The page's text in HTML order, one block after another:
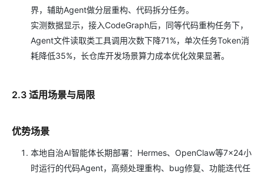
界，辅助Agent做分层重构、代码拆分任务。
实测数据显示，接入CodeGraph后，同等代码重构任务下，
Agent文件读取类工具调用次数下降71%，单次任务Token消
耗降低35%，长仓库开发场景算力成本优化效果显著。
2.3 适用场景与局限
优势场景
本地自治AI智能体长期部署：Hermes、OpenClaw等7×24小
时运行的代码Agent，高频处理重构、bug修复、功能迭代任